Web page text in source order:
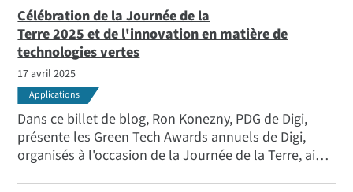
Célébration de la Journée de la
Terre 2025 et de l'innovation en matière de
technologies vertes
17 avril 2025
Applications
Dans ce billet de blog, Ron Konezny, PDG de Digi,
présente les Green Tech Awards annuels de Digi,
organisés à l'occasion de la Journée de la Terre, ainsi